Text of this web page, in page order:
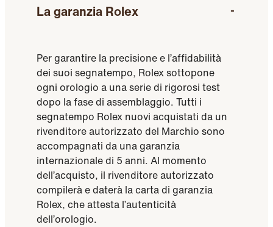
La garanzia Rolex
Per garantire la precisione e l’affidabilità
dei suoi segnatempo, Rolex sottopone
ogni orologio a una serie di rigorosi test
dopo la fase di assemblaggio. Tutti i
segnatempo Rolex nuovi acquistati da un
rivenditore autorizzato del Marchio sono
accompagnati da una garanzia
internazionale di 5 anni. Al momento
dell’acquisto, il rivenditore autorizzato
compilerà e daterà la carta di garanzia
Rolex, che attesta l’autenticità
dell’orologio.